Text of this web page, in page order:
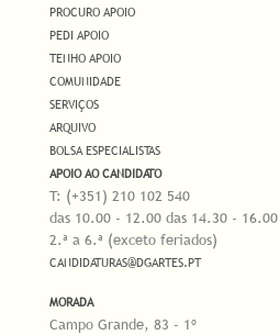
PROCURO APOIO
PEDI APOIO
TENHO APOIO
COMUNIDADE
SERVIÇOS
ARQUIVO
BOLSA ESPECIALISTAS
APOIO AO CANDIDATO
T: (+351) 210 102 540
das 10.00 - 12.00 das 14.30 - 16.00
2.ª a 6.ª (exceto feriados)
CANDIDATURAS@DGARTES.PT
MORADA
Campo Grande, 83 - 1º